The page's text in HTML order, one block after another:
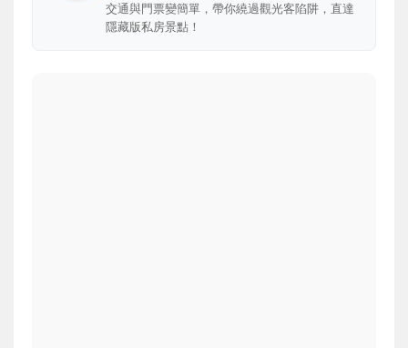
交通與門票變簡單，帶你繞過觀光客陷阱，直達
隱藏版私房景點！